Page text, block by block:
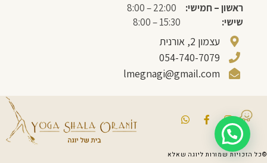
ראשון – חמישי: 22:00 – 8:00
שישי:
עצמון 2, אורנית
054-740-7079
lmegnagi@gmail.com
©כל הזכויות שמורות ליוגה שאלא